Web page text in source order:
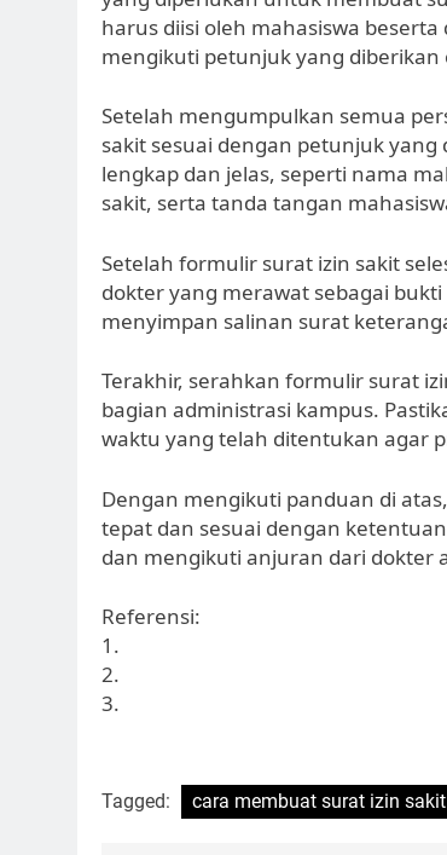
harus diisi oleh mahasiswa
mengikuti petunjuk yang
Setelah mengumpulkan semua
sakit sesuai dengan petunjuk
lengkap dan jelas, seperti nama
sakit, serta tanda tangan
Setelah formulir surat izin sakit
dokter yang merawat sebagai
menyimpan salinan surat
Terakhir, serahkan formulir surat
bagian administrasi kampus.
waktu yang telah ditentukan agar
Dengan mengikuti panduan di
tepat dan sesuai dengan
dan mengikuti anjuran dari dokter
Referensi:
1.
2.
3.
Tagged: cara membuat surat izin